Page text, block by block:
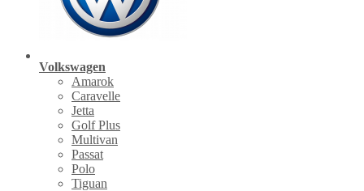
Volkswagen
Amarok
Caravelle
Jetta
Golf Plus
Multivan
Passat
Polo
Tiguan